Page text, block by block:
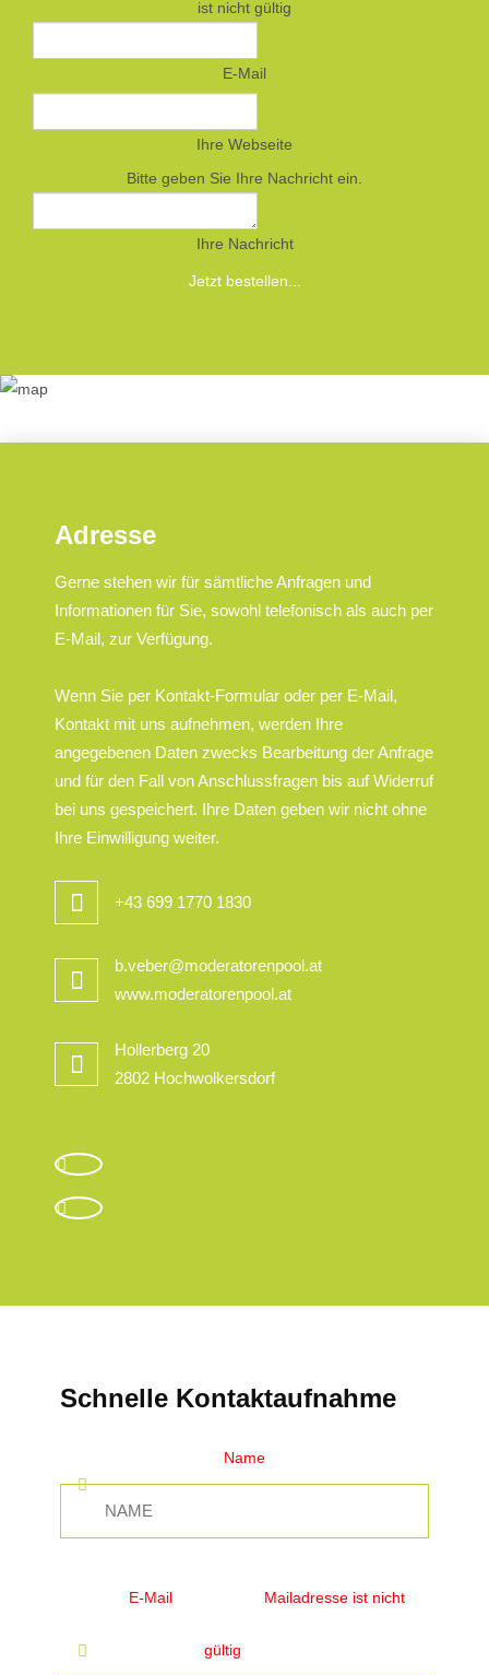
ist nicht gültig
E-Mail
Ihre Webseite
Bitte geben Sie Ihre Nachricht ein.
Ihre Nachricht
Adresse
Gerne stehen wir für sämtliche Anfragen und
Informationen für Sie, sowohl telefonisch als auch per
E-Mail, zur Verfügung.
Wenn Sie per Kontakt-Formular oder per E-Mail,
Kontakt mit uns aufnehmen, werden Ihre
angegebenen Daten zwecks Bearbeitung der Anfrage
und für den Fall von Anschlussfragen bis auf Widerruf
bei uns gespeichert. Ihre Daten geben wir nicht ohne
Ihre Einwilligung weiter.
+43 699 1770 1830
b.veber@moderatorenpool.at
www.moderatorenpool.at
Hollerberg 20
2802 Hochwolkersdorf
Schnelle Kontaktaufnahme
Name
E-Mail Mailadresse ist nicht
gültig